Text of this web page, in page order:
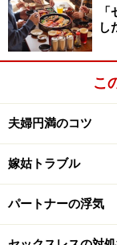
し
こ
夫婦円満のコツ
嫁姑トラブル
パートナーの浮気